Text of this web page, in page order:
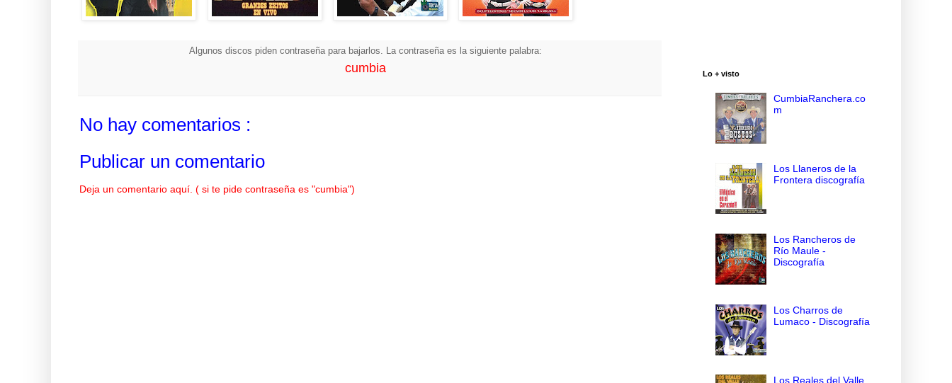
Algunos discos piden contraseña para bajarlos. La contraseña es la siguiente palabra:
cumbia
No hay comentarios :
Publicar un comentario
Deja un comentario aquí. ( si te pide contraseña es "cumbia")
Lo + visto
CumbiaRanchera.co
m
Los Llaneros de la
Frontera discografía
Los Rancheros de
Río Maule -
Discografía
Los Charros de
Lumaco - Discografía
Los Reales del Valle